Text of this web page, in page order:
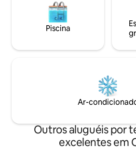
Piscina
Ar-
Outros aluguéis por
excelentes em